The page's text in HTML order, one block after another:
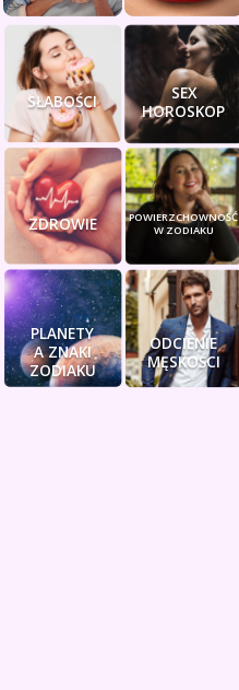
SŁABOŚCI
SEX
HOROSKOP
ZDROWIE
POWIERZCHOWNOŚĆ
W ZODIAKU
PLANETY
A ZNAKI
ZODIAKU
ODCIENIE
MĘSKOŚCI